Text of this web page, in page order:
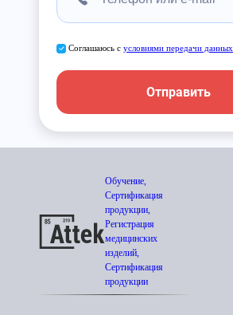
Соглашаюсь с условиями передачи данных
Отправить
Обучение,
Сертификация
продукции,
Регистрация
медицинских
изделий,
Сертификация
продукции